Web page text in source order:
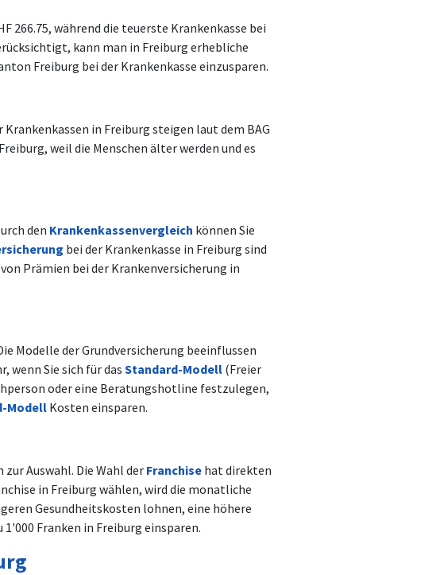
266.75, während die teuerste Krankenkasse bei
kann man in Freiburg erhebliche
Freiburg bei der Krankenkasse einzusparen.
in Freiburg steigen laut dem BAG
weil die Menschen älter werden und es
den Krankenkassenvergleich können Sie
bei der Krankenkasse in Freiburg sind
Prämien bei der Krankenversicherung in
Modelle der Grundversicherung beeinflussen
wenn Sie sich für das Standard-Modell (Freier
oder eine Beratungshotline festzulegen,
Modell Kosten einsparen.
Auswahl. Die Wahl der Franchise hat direkten
in Freiburg wählen, wird die monatliche
Gesundheitskosten lohnen, eine höhere
1'000 Franken in Freiburg einsparen.